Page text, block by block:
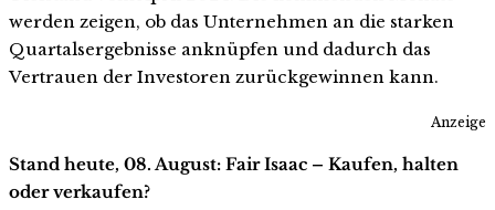
werden zeigen, ob das Unternehmen an die starken
Quartalsergebnisse anknüpfen und dadurch das
Vertrauen der Investoren zurückgewinnen kann.
Anzeige
Stand heute, 08. August: Fair Isaac – Kaufen, halten
oder verkaufen?